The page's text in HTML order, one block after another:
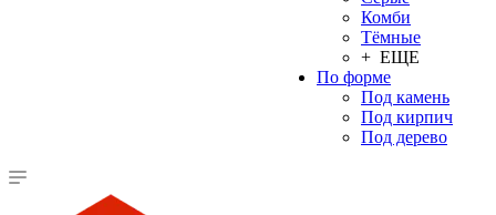
Комби
Тёмные
+ ЕЩЕ
По форме
Под камень
Под кирпич
Под дерево